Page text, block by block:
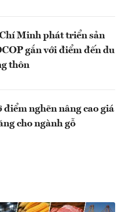
Minh phát triển sản
gắn với điểm đến du
thôn
điểm nghẽn nâng cao giá
cho ngành gỗ